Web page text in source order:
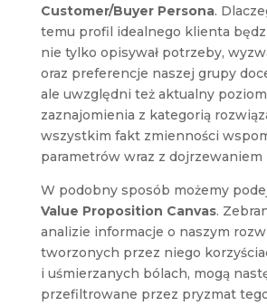
Customer/Buyer Persona.
temu profil idealnego klienta
nie tylko opisywał potrzeby,
oraz preferencje naszej grupy
ale uwzględni też aktualny
zaznajomienia z kategorią
wszystkim fakt zmienności
parametrów wraz z dojrzewaniem
W podobny sposób możemy
Value Proposition Canvas.
analizie informacje o naszym
tworzonych przez niego
i uśmierzanych bólach, mogą
przefiltrowane przez pryzmat